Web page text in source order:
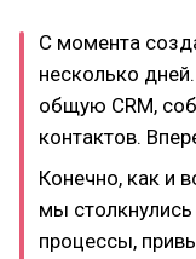
С момента
несколько
общую CRM,
контактов.
Конечно, как и
мы
процессы,